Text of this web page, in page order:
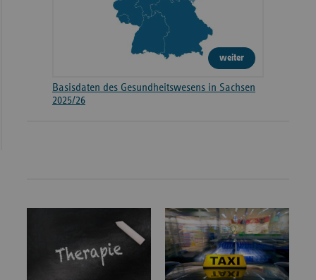
weiter
Basisdaten des Gesundheitswesens in Sachsen
2025/26